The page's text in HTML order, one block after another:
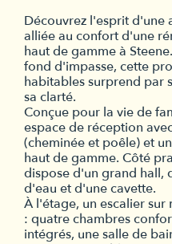
Découvrez l'esprit d'une
alliée au confort d'une
haut de gamme à
fond d'impasse, cette
habitables surprend par
sa clarté.
Conçue pour la vie de
espace de réception
(cheminée et poêle) et
haut de gamme. Côté
dispose d'un grand hall,
d'eau et d'une cavette.
À l'étage, un escalier sur
: quatre chambres
intégrés, une salle de